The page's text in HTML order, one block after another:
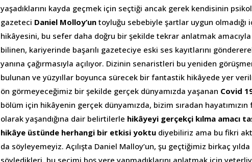
yaşadıklarını kayda geçmek için seçtiği ancak gerek kendisinin
gazeteci Daniel Molloy’un toyluğu sebebiyle şartlar uygun
hikâyesini, bu sefer daha doğru bir şekilde tekrar anlatmak amacıyla
bilinen, kariyerinde başarılı gazeteciye eski ses kayıtlarını
yanına çağırmasıyla açılıyor. Dizinin senaristleri bu yeniden
bulunan ve yüzyıllar boyunca sürecek bir fantastik hikâyede yer
ön görmeyeceğimiz bir şekilde gerçek dünyamızda yaşanan Covid
bölüm için hikâyenin gerçek dünyamızda, bizim sıradan
olarak yaşandığına dair belirtilerle hikâyeyi gerçekçi kılma amacı
hikâye üstünde herhangi bir etkisi yoktu diyebiliriz ama bu fikri
da söyleyemeyiz. Açılışta Daniel Malloy’un, şu geçtiğimiz birkaç
söyledikleri, bu seçimi boş yere yapmadıklarını anlatmak için